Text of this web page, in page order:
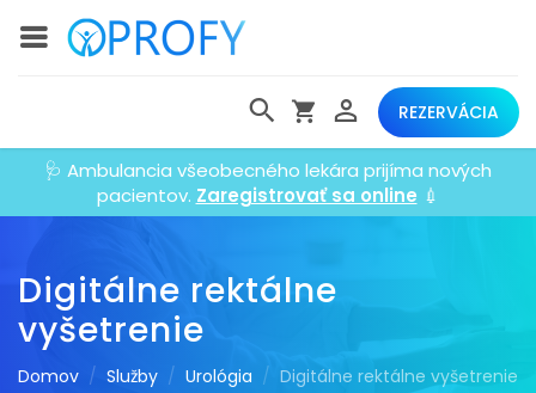
REZERVÁCIA
🩺 Ambulancia všeobecného lekára prijíma nových
pacientov. Zaregistrovať sa online 💉
Digitálne rektálne
vyšetrenie
Domov Služby Urológia Digitálne rektálne vyšetrenie